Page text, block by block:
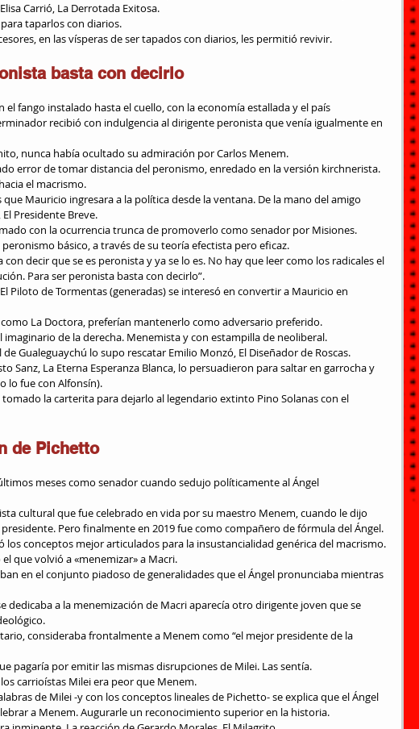
Carrió, La Derrotada Exitosa.
taparlos con diarios.
en las vísperas de ser tapados con diarios, les permitió revivir.
basta con decirlo
el fango instalado hasta el cuello, con la economía estallada y el país
recibió con indulgencia al dirigente peronista que venía igualmente en
nunca había ocultado su admiración por Carlos Menem.
el macrismo.
Presidente Breve.
con la ocurrencia trunca de promoverlo como senador por Misiones.
básico, a través de su teoría efectista pero eficaz.
Para ser peronista basta con decirlo”.
Piloto de Tormentas (generadas) se interesó en convertir a Mauricio en
La Doctora, preferían mantenerlo como adversario preferido.
de la derecha. Menemista y con estampilla de neoliberal.
Gualeguaychú lo supo rescatar Emilio Monzó, El Diseñador de Roscas.
lo fue con Alfonsín).
de Pichetto
meses como senador cuando sedujo políticamente al Ángel
Pero finalmente en 2019 fue como compañero de fórmula del Ángel.
los conceptos mejor articulados para la insustancialidad genérica del macrismo.
que volvió a «menemizar» a Macri.
pagaría por emitir las mismas disrupciones de Milei. Las sentía.
carrioístas Milei era peor que Menem.
a Menem. Augurarle un reconocimiento superior en la historia.